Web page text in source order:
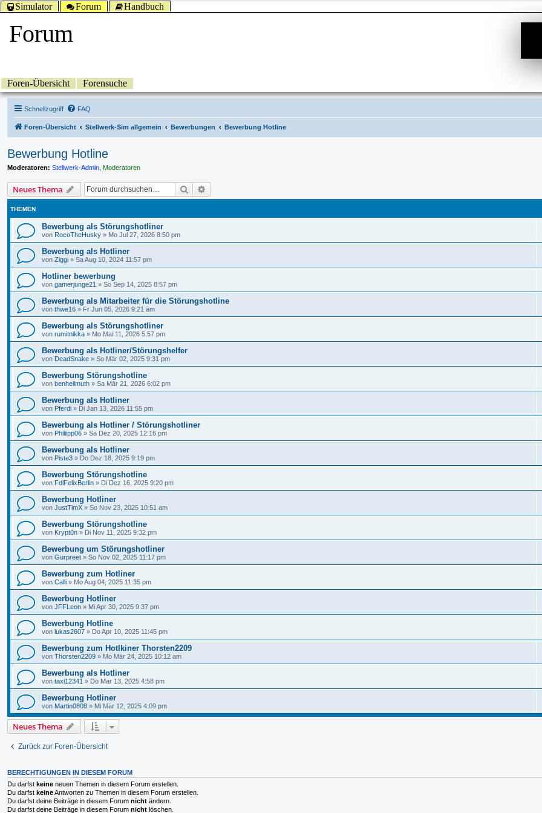
Simulator Forum Handbuch
Forum
Foren-Übersicht Forensuche
Schnellzugriff FAQ
Foren-Übersicht Stellwerk-Sim allgemein Bewerbungen Bewerbung Hotline
Bewerbung Hotline
Moderatoren: Stellwerk-Admin Moderatoren
Neues Thema Suche
THEMEN
Bewerbung als Störungshotliner
von RocoTheHusky » Mo Jul 27, 2026 8:50 pm
Bewerbung als Hotliner
von Ziggi » Sa Aug 10, 2024 11:57 pm
Hotliner bewerbung
von gamerjunge21 » So Sep 14, 2025 8:57 pm
Bewerbung als Mitarbeiter für die Störungshotline
von thwe16 » Fr Jun 05, 2026 9:21 am
Bewerbung als Störungshotliner
von rumitnikka » Mo Mai 11, 2026 5:57 pm
Bewerbung als Hotliner/Störungshelfer
von DeadSnake » So Mär 02, 2025 9:31 pm
Bewerbung Störungshotline
von benhellmuth » Sa Mär 21, 2026 6:02 pm
Bewerbung als Hotliner
von Pferdi » Di Jan 13, 2026 11:55 pm
Bewerbung als Hotliner / Störungshotliner
von Philiipp06 » Sa Dez 20, 2025 12:16 pm
Bewerbung als Hotliner
von Piste3 » Do Dez 18, 2025 9:19 pm
Bewerbung Störungshotline
von FdlFelixBerlin » Di Dez 16, 2025 9:20 pm
Bewerbung Hotliner
von JustTimX » So Nov 23, 2025 10:51 am
Bewerbung Störungshotline
von Krypt0n » Di Nov 11, 2025 9:32 pm
Bewerbung um Störungshotliner
von Gurpreet » So Nov 02, 2025 11:17 pm
Bewerbung zum Hotliner
von Calli » Mo Aug 04, 2025 11:35 pm
Bewerbung Hotliner
von JFFLeon » Mi Apr 30, 2025 9:37 pm
Bewerbung Hotline
von lukas2607 » Do Apr 10, 2025 11:45 pm
Bewerbung zum Hotlkiner Thorsten2209
von Thorsten2209 » Mo Mär 24, 2025 10:12 am
Bewerbung als Hotliner
von taxi12341 » Do Mär 13, 2025 4:58 pm
Bewerbung Hotliner
von Martin0808 » Mi Mär 12, 2025 4:09 pm
Neues Thema
Zurück zur Foren-Übersicht
BERECHTIGUNGEN IN DIESEM FORUM
Du darfst keine neuen Themen in diesem Forum erstellen.
Du darfst keineAntworten zu Themen in diesem Forum erstellen.
Du darfst deine Beiträge in diesem Forum nicht ändern.
Du darfst deine Beiträge in diesem Forum nicht löschen.